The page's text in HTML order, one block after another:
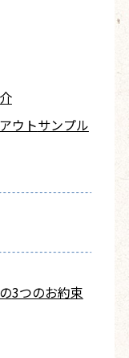
ウトサンプル
3つのお約束